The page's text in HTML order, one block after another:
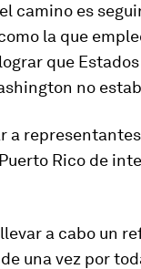
camino es
la que
que
no
a
Rico de
a cabo un
una vez por